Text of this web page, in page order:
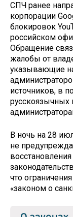
СПЧ ранее
корпорации
блокировок
российском
Обращение
жалобы от
указывающие
источников, в
В ночь на 28
не
что
«законом о